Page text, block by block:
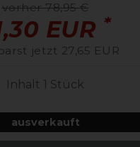
vorher 78,95 €
EUR *
jetzt 27,65 EUR
Inhalt 1 Stück
ausverkauft